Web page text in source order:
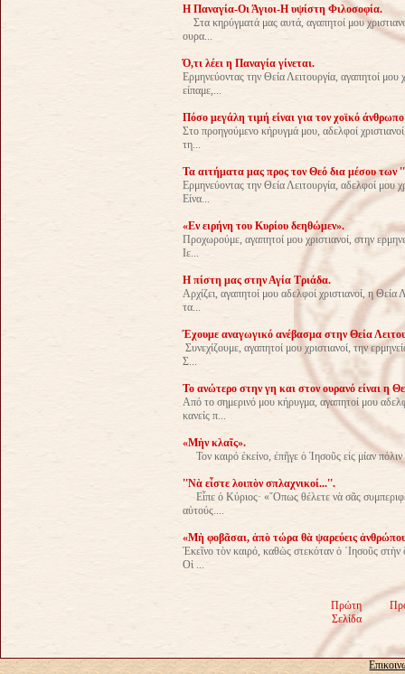
Η Παναγία-Οι Άγιοι-Η υψίστη Φιλοσοφία.
Στα κηρύγματά μας αυτά, αγαπητοί μου
ουρα...
Ό,τι λέει η Παναγία γίνεται.
Ερμηνεύοντας την Θεία Λειτουργία, αγαπητοί
είπαμε,...
Πόσο μεγάλη τιμή είναι για τον χοϊκό
Στο προηγούμενο κήρυγμά μου, αδελφοί
τη...
Τα αιτήματα μας προς τον Θεό δια μέσου των
Ερμηνεύοντας την Θεία Λειτουργία, αδελφοί μου
Είνα...
«Εν ειρήνη του Κυρίου δεηθώμεν».
Προχωρούμε, αγαπητοί μου χριστιανοί, στην
Ιε...
Η πίστη μας στην Αγία Τριάδα.
Αρχίζει, αγαπητοί μου αδελφοί χριστιανοί, η Θεία
τα...
Έχουμε αναγωγικό ανέβασμα στην Θεία
Συνεχίζουμε, αγαπητοί μου χριστιανοί, την
Σ...
Το ανώτερο στην γη και στον ουρανό είναι η
Από το σημερινό μου κήρυγμα, αγαπητοί μου
κανείς π...
«Μὴν κλαῖς».
Τον καιρό ἐκείνο, ἐπῆγε ὁ Ἰησοῦς εἰς μίαν
''Νὰ εἶστε λοιπὸν σπλαχνικοί...''.
Εἶπε ὁ Κύριος· «῞Οπως θέλετε νὰ σᾶς
αὐτούς....
«Μὴ φοβᾶσαι, ἀπὸ τώρα θὰ ψαρεύεις
Ἐκεῖνο τὸν καιρό, καθὼς στεκόταν ὁ ᾿Ιησοῦς
Οἱ ...
Πρώτη
Σελίδα